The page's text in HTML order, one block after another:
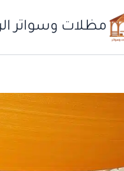
مظلات وسواتر